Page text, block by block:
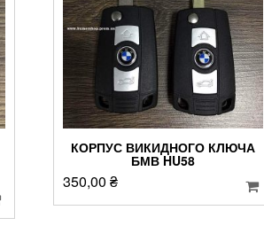
КОРПУС ВИКИДНОГО КЛЮЧА
БМВ HU58
350,00 ₴